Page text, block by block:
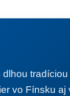
vo Fínsku aj